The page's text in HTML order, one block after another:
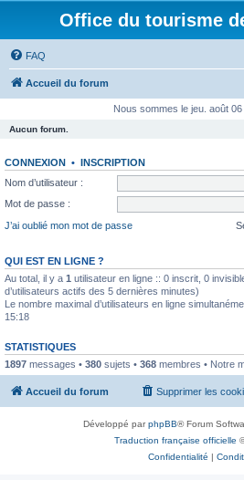
Office du tourisme
FAQ
Accueil du forum
Nous sommes le jeu. août
Aucun forum.
CONNEXION • INSCRIPTION
Nom d’utilisateur :
Mot de passe :
J’ai oublié mon mot de passe
QUI EST EN LIGNE ?
Au total, il y a 1 utilisateur en ligne :: 0 inscrit, 0
d’utilisateurs actifs des 5 dernières minutes)
Le nombre maximal d’utilisateurs en ligne
15:18
STATISTIQUES
1897 messages • 380 sujets • 368 membres • Notre
Accueil du forum Supprimer les
Développé parphpBB® Forum
Traduction française officielle
Confidentialité |